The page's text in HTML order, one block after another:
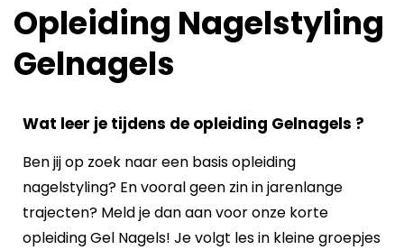
Opleiding Nagelstyling
Gelnagels
Wat leer je tijdens de opleiding Gelnagels ?
Ben jij op zoek naar een basis opleiding
nagelstyling? En vooral geen zin in jarenlange
trajecten? Meld je dan aan voor onze korte
opleiding Gel Nagels! Je volgt les in kleine groepjes